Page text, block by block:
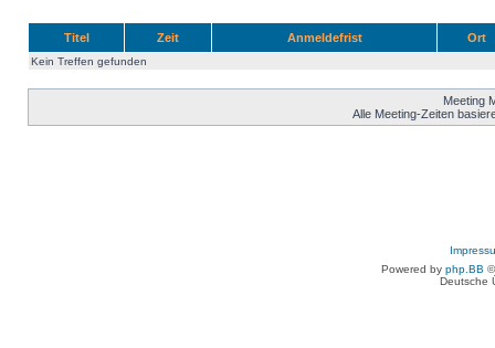
Titel Zeit Anmeldefrist Ort
Kein Treffen gefunden
Meeting
Alle Meeting-Zeiten
Powered by php.BB
Deutsche